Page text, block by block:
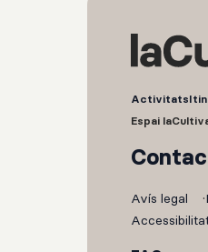
Activitats
Espai
Avís legal